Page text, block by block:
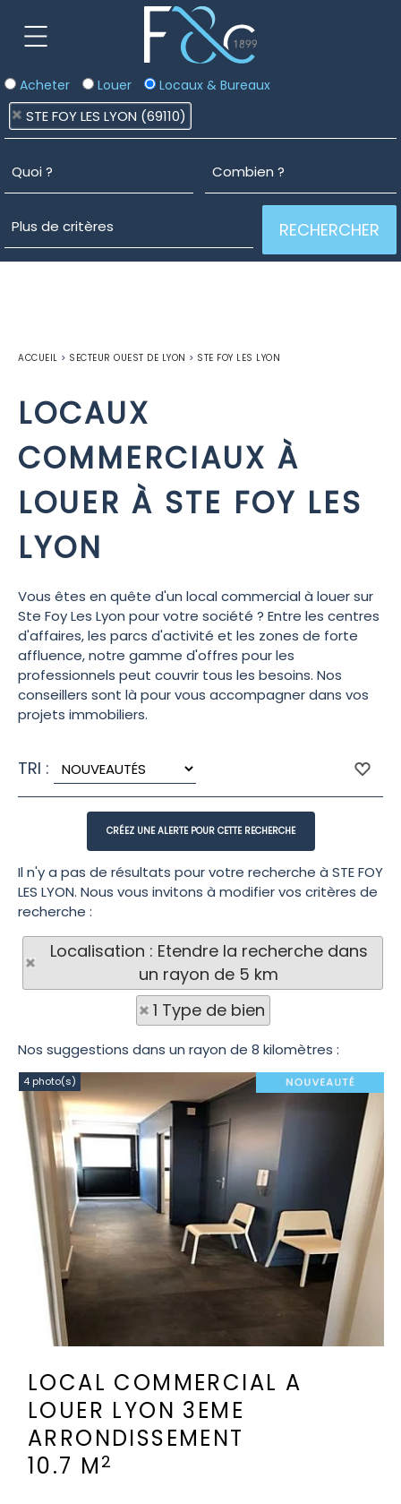
Acheter Louer Locaux & Bureaux
STE FOY LES LYON (69110)
ACCUEIL > SECTEUR OUEST DE LYON > STE FOY LES LYON
LOCAUX
COMMERCIAUX À
LOUER À STE FOY LES
LYON
Vous êtes en quête d'un local commercial à louer sur
Ste Foy Les Lyon pour votre société ? Entre les centres
d'affaires, les parcs d'activité et les zones de forte
affluence, notre gamme d'offres pour les
professionnels peut couvrir tous les besoins. Nos
conseillers sont là pour vous accompagner dans vos
projets immobiliers.
TRI :
Il n'y a pas de résultats pour votre recherche à STE FOY
LES LYON. Nous vous invitons à modifier vos critères de
recherche :
Localisation : Etendre la recherche dans
un rayon de 5 km
1 Type de bien
Nos suggestions dans un rayon de 8 kilomètres :
4 photo(s)
LOCAL COMMERCIAL A
LOUER LYON 3EME
ARRONDISSEMENT
10.7 M 2